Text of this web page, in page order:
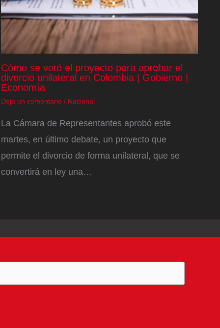
Cómo se votó el proyecto para aprobar el
divorcio unilateral en Colombia | Gobierno |
Economía
Deja un comentario / Nacional
La Cámara de Representantes aprobó este
martes, en último debate, un proyecto que
permite el divorcio de forma unilateral, que se
convertirá en ley una…